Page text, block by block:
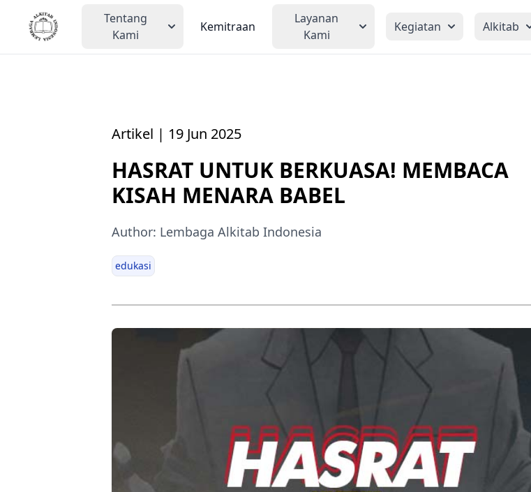
Tentang
Kami
Kemitraan
Layanan
Kami
Kegiatan Alkitab
Artikel | 19 Jun 2025
HASRAT UNTUK BERKUASA! MEMBACA
KISAH MENARA BABEL
Author: Lembaga Alkitab Indonesia
edukasi